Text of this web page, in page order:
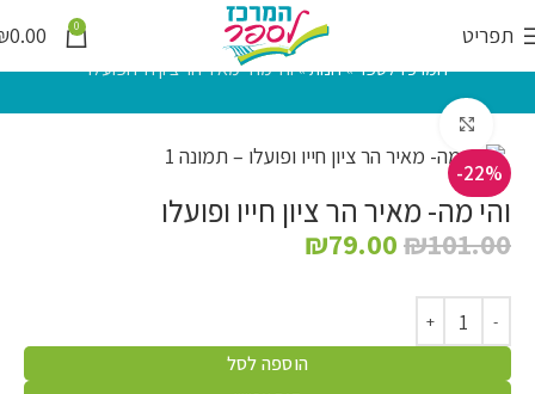
תפריט 0
0.00
המרכז לספר»חנות»והי מה- מאיר הר ציון חייו ופועלו
והי מה- מאיר הר ציון חייו ופועלו
₪101.00
₪79.00
הוספה לסל
-22%